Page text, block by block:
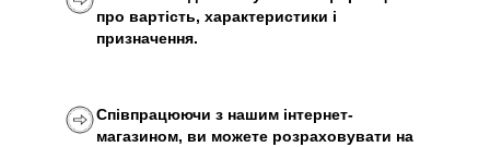
про вартість, характеристики і
призначення.
Співпрацюючи з нашим інтернет-
магазином, ви можете розраховувати на